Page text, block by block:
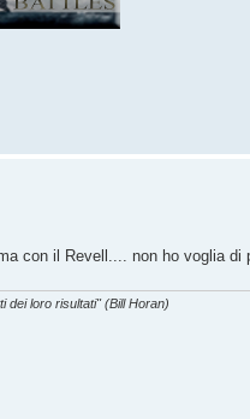
con il Revell.... non ho voglia di
dei loro risultati" (Bill Horan)